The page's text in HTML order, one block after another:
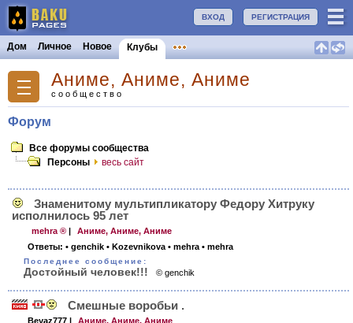
РЕГИСТРАЦИЯ
ВХОД
Дом Личное Новое Клубы
Аниме, Аниме, Аниме
сообщество
Форум
Все форумы сообщества
Персоны
весь сайт
Знаменитому мультипликатору Федору Хитруку
исполнилось 95 лет
mehra ® |
Аниме, Аниме, Аниме
Ответы: • genchik • Kozevnikova • mehra • mehra
Последнее сообщение:
Достойный человек!!! © genchik
Смешные воробьи .
Beyaz777 |
Аниме, Аниме, Аниме